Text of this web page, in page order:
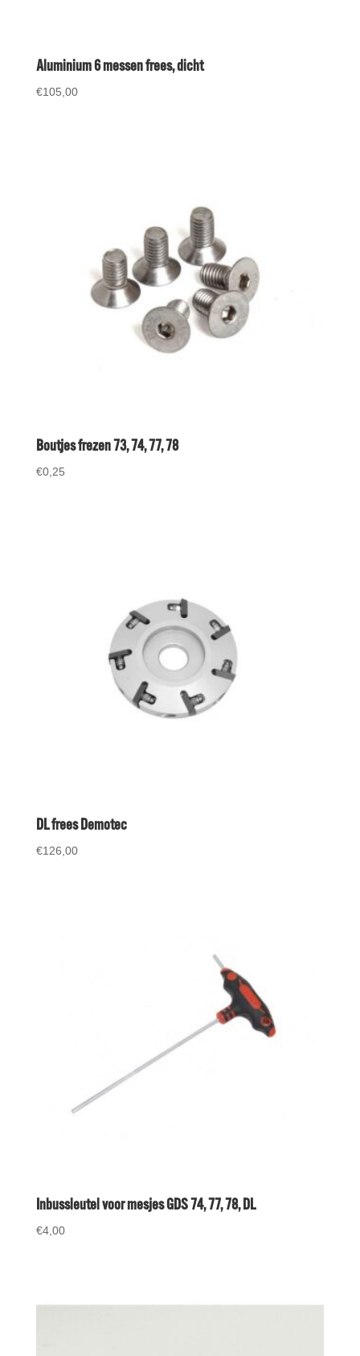
Aluminium 6 messen frees, dicht
€105,00
Boutjes frezen 73, 74, 77, 78
€0,25
DL frees Demotec
€126,00
Inbussleutel voor mesjes GDS 74, 77, 78, DL
€4,00